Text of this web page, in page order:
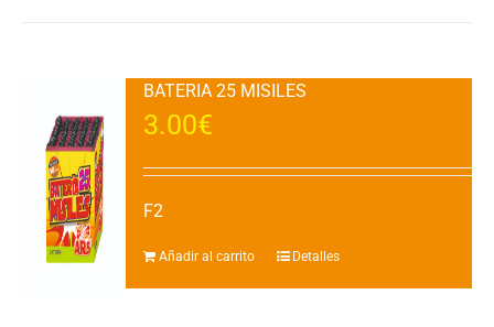
BATERIA 25 MISILES
3.00€
F2
Añadir al carrito Detalles